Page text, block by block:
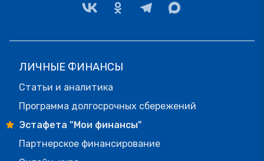
ЛИЧНЫЕ ФИНАНСЫ
Статьи и аналитика
Программа долгосрочных сбережений
Эстафета "Мои финансы"
Партнерское финансирование